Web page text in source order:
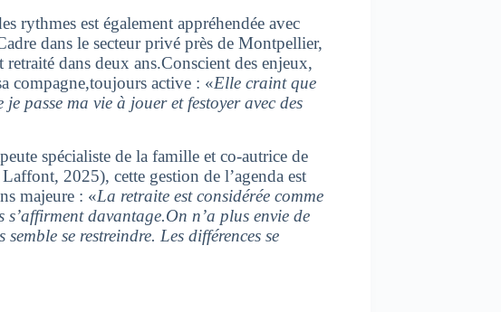
rythmes est également appréhendée avec
dans le secteur privé près de Montpellier,
dans deux ans.Conscient des enjeux,
compagne,toujours active : «Elle craint que
passe ma vie à jouer et festoyer avec des
spécialiste de la famille et co-autrice de
2025), cette gestion de l’agenda est
majeure : «La retraite est considérée comme
davantage.On n’a plus envie de
se restreindre. Les différences se